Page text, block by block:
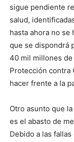
sigue pendiente
salud,
hasta ahora no
que se dispondrá
40 mil millones
Protección contra
hacer frente a la
Otro asunto que
es el abasto de
Debido a las